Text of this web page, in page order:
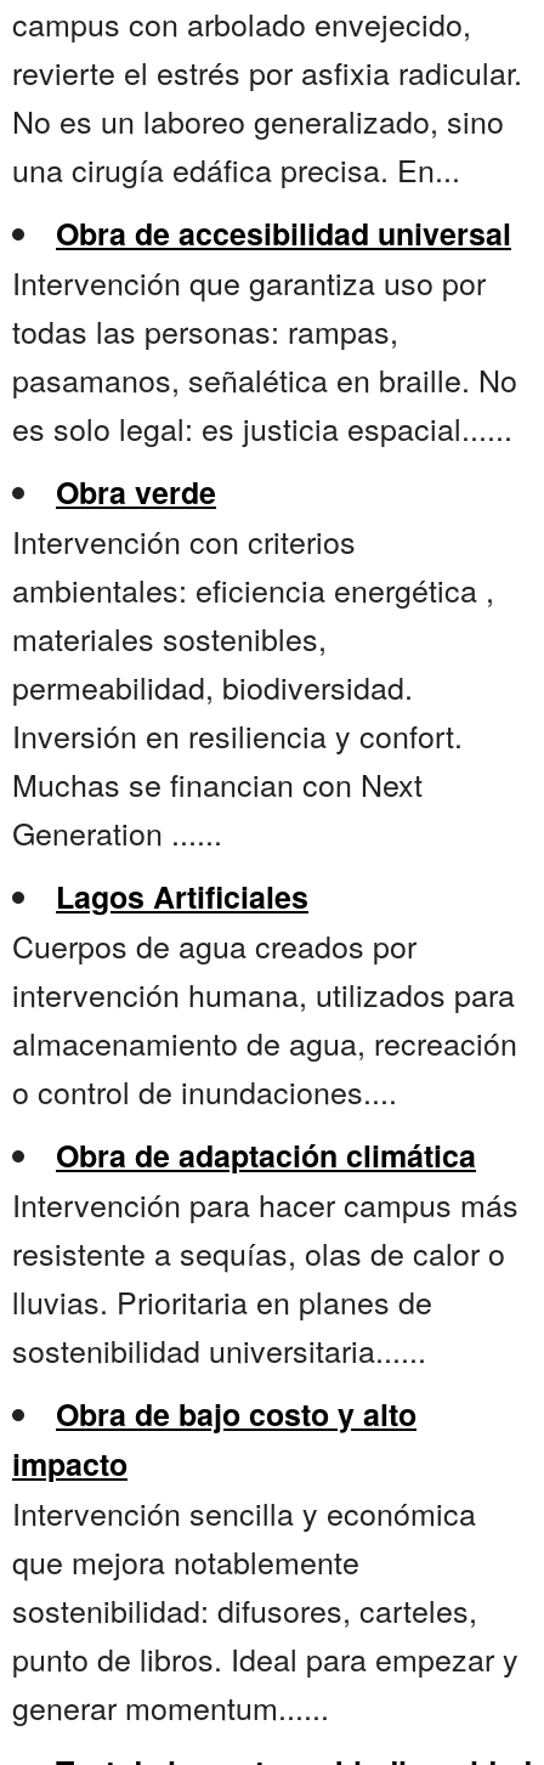
campus con arbolado envejecido,
revierte el estrés por asfixia radicular.
No es un laboreo generalizado, sino
una cirugía edáfica precisa. En...
Obra de accesibilidad universal
Intervención que garantiza uso por
todas las personas: rampas,
pasamanos, señalética en braille. No
es solo legal: es justicia espacial......
Obra verde
Intervención con criterios
ambientales: eficiencia energética ,
materiales sostenibles,
permeabilidad, biodiversidad.
Inversión en resiliencia y confort.
Muchas se financian con Next
Generation ......
Lagos Artificiales
Cuerpos de agua creados por
intervención humana, utilizados para
almacenamiento de agua, recreación
o control de inundaciones....
Obra de adaptación climática
Intervención para hacer campus más
resistente a sequías, olas de calor o
lluvias. Prioritaria en planes de
sostenibilidad universitaria......
Obra de bajo costo y alto
impacto
Intervención sencilla y económica
que mejora notablemente
sostenibilidad: difusores, carteles,
punto de libros. Ideal para empezar y
generar momentum......